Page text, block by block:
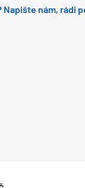
nám, rádi